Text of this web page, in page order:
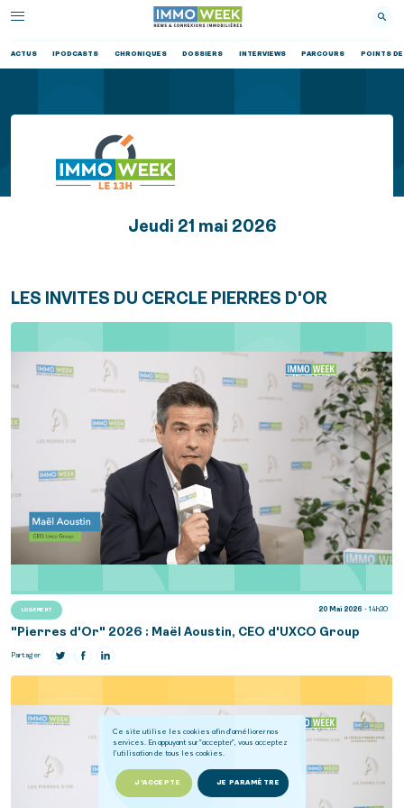
ACTUS IPODCASTS CHRONIQUES DOSSIERS INTERVIEWS PARCOURS POINTS DE
Ce site utilise les cookies afin d'améliorer nos
services. En appuyant sur "accepter", vous acceptez
l'utilisation de tous les cookies.
J'ACCEPTE JE PARAMÈTRE
Jeudi 21 mai 2026
LES INVITES DU CERCLE PIERRES D'OR
LOGEMENT 20 Mai 2026 - 14h30
"Pierres d'Or" 2026 : Maël Aoustin, CEO d'UXCO Group
Partager